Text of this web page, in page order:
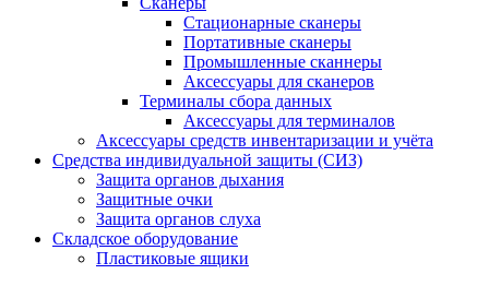
Стационарные сканеры
Портативные сканеры
Промышленные сканнеры
Аксессуары для сканеров
Терминалы сбора данных
Аксессуары для терминалов
Аксессуары средств инвентаризации и учёта
Средства индивидуальной защиты (СИЗ)
Защита органов дыхания
Защитные очки
Защита органов слуха
Складское оборудование
Пластиковые ящики